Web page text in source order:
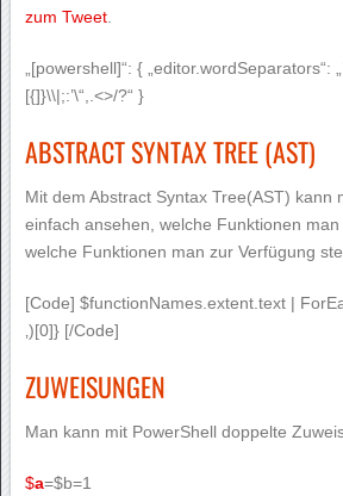
zum Tweet.
„[powershell]“: { „editor.wordSeparators“:
[{]}\\|;:’\“,.<>/?“ }
ABSTRACT SYNTAX TREE (AST)
Mit dem Abstract Syntax Tree(AST) kann
einfach ansehen, welche Funktionen
welche Funktionen man zur Verfügung
[Code] $functionNames.extent.text |
‚)[0]} [/Code]
ZUWEISUNGEN
Man kann mit PowerShell doppelte
$a=$b=1